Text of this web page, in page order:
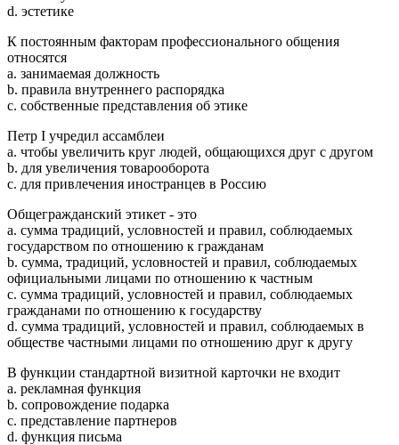
d. эстетике
К постоянным факторам профессионального общения
относятся
a. занимаемая должность
b. правила внутреннего распорядка
c. собственные представления об этике
Петр I учредил ассамблеи
a. чтобы увеличить круг людей, общающихся друг с другом
b. для увеличения товарооборота
c. для привлечения иностранцев в Россию
Общегражданский этикет - это
a. сумма традиций, условностей и правил, соблюдаемых
государством по отношению к гражданам
b. сумма, традиций, условностей и правил, соблюдаемых
официальными лицами по отношению к частным
c. сумма традиций, условностей и правил, соблюдаемых
гражданами по отношению к государству
d. сумма традиций, условностей и правил, соблюдаемых в
обществе частными лицами по отношению друг к другу
В функции стандартной визитной карточки не входит
a. рекламная функция
b. сопровождение подарка
c. представление партнеров
d. функция письма